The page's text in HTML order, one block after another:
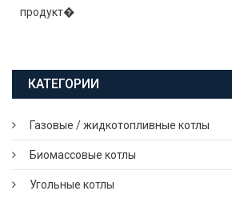
продукт�
КАТЕГОРИИ
Газовые / жидкотопливные котлы
Биомассовые котлы
Угольные котлы